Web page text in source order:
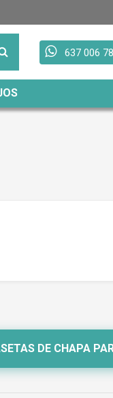
637 006
DE CHAPA